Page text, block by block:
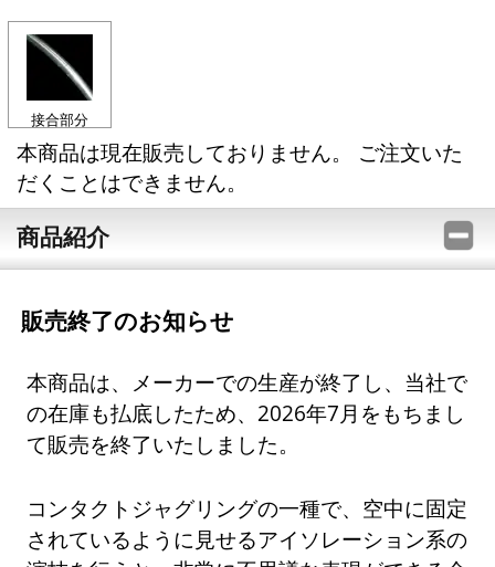
接合部分
本商品は現在販売しておりません。 ご注文いた
だくことはできません。
商品紹介
販売終了のお知らせ
本商品は、メーカーでの生産が終了し、当社で
の在庫も払底したため、2026年7月をもちまし
て販売を終了いたしました。
コンタクトジャグリングの一種で、空中に固定
されているように見せるアイソレーション系の